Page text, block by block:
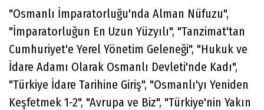
"Osmanlı İmparatorluğu'nda Alman Nüfuzu",
"İmparatorluğun En Uzun Yüzyılı", "Tanzimat'tan
Cumhuriyet'e Yerel Yönetim Geleneği", "Hukuk ve
İdare Adamı Olarak Osmanlı Devleti'nde Kadı",
"Türkiye İdare Tarihine Giriş", "Osmanlı'yı Yeniden
Keşfetmek 1-2", "Avrupa ve Biz", "Türkiye'nin Yakın